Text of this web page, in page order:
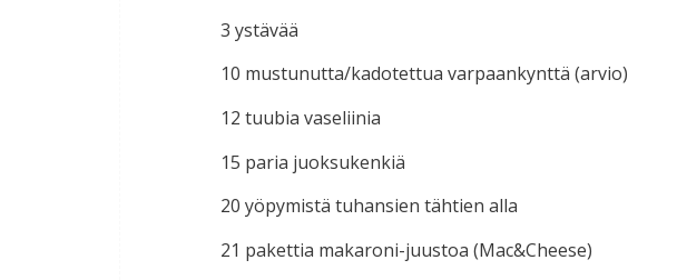
3 ystävää
10 mustunutta/kadotettua varpaankynttä (arvio)
12 tuubia vaseliinia
15 paria juoksukenkiä
20 yöpymistä tuhansien tähtien alla
21 pakettia makaroni-juustoa (Mac&Cheese)